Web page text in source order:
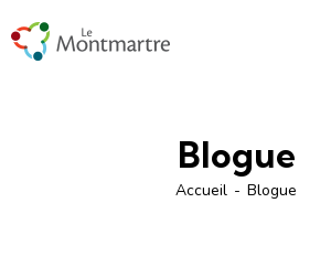
Blogue
Accueil Blogue